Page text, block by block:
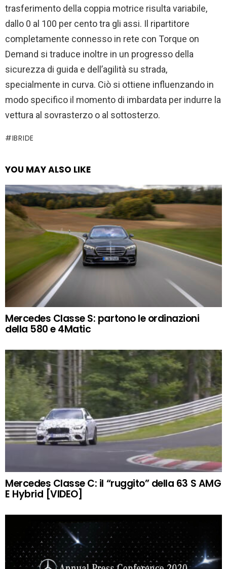
trasferimento della coppia motrice risulta variabile,
dallo 0 al 100 per cento tra gli assi. Il ripartitore
completamente connesso in rete con Torque on
Demand si traduce inoltre in un progresso della
sicurezza di guida e dell’agilità su strada,
specialmente in curva. Ciò si ottiene influenzando in
modo specifico il momento di imbardata per indurre la
vettura al sovrasterzo o al sottosterzo.
IBRIDE
YOU MAY ALSO LIKE
Mercedes Classe S: partono le ordinazioni
della 580 e 4Matic
Mercedes Classe C: il “ruggito” della 63 S AMG
E Hybrid [VIDEO]